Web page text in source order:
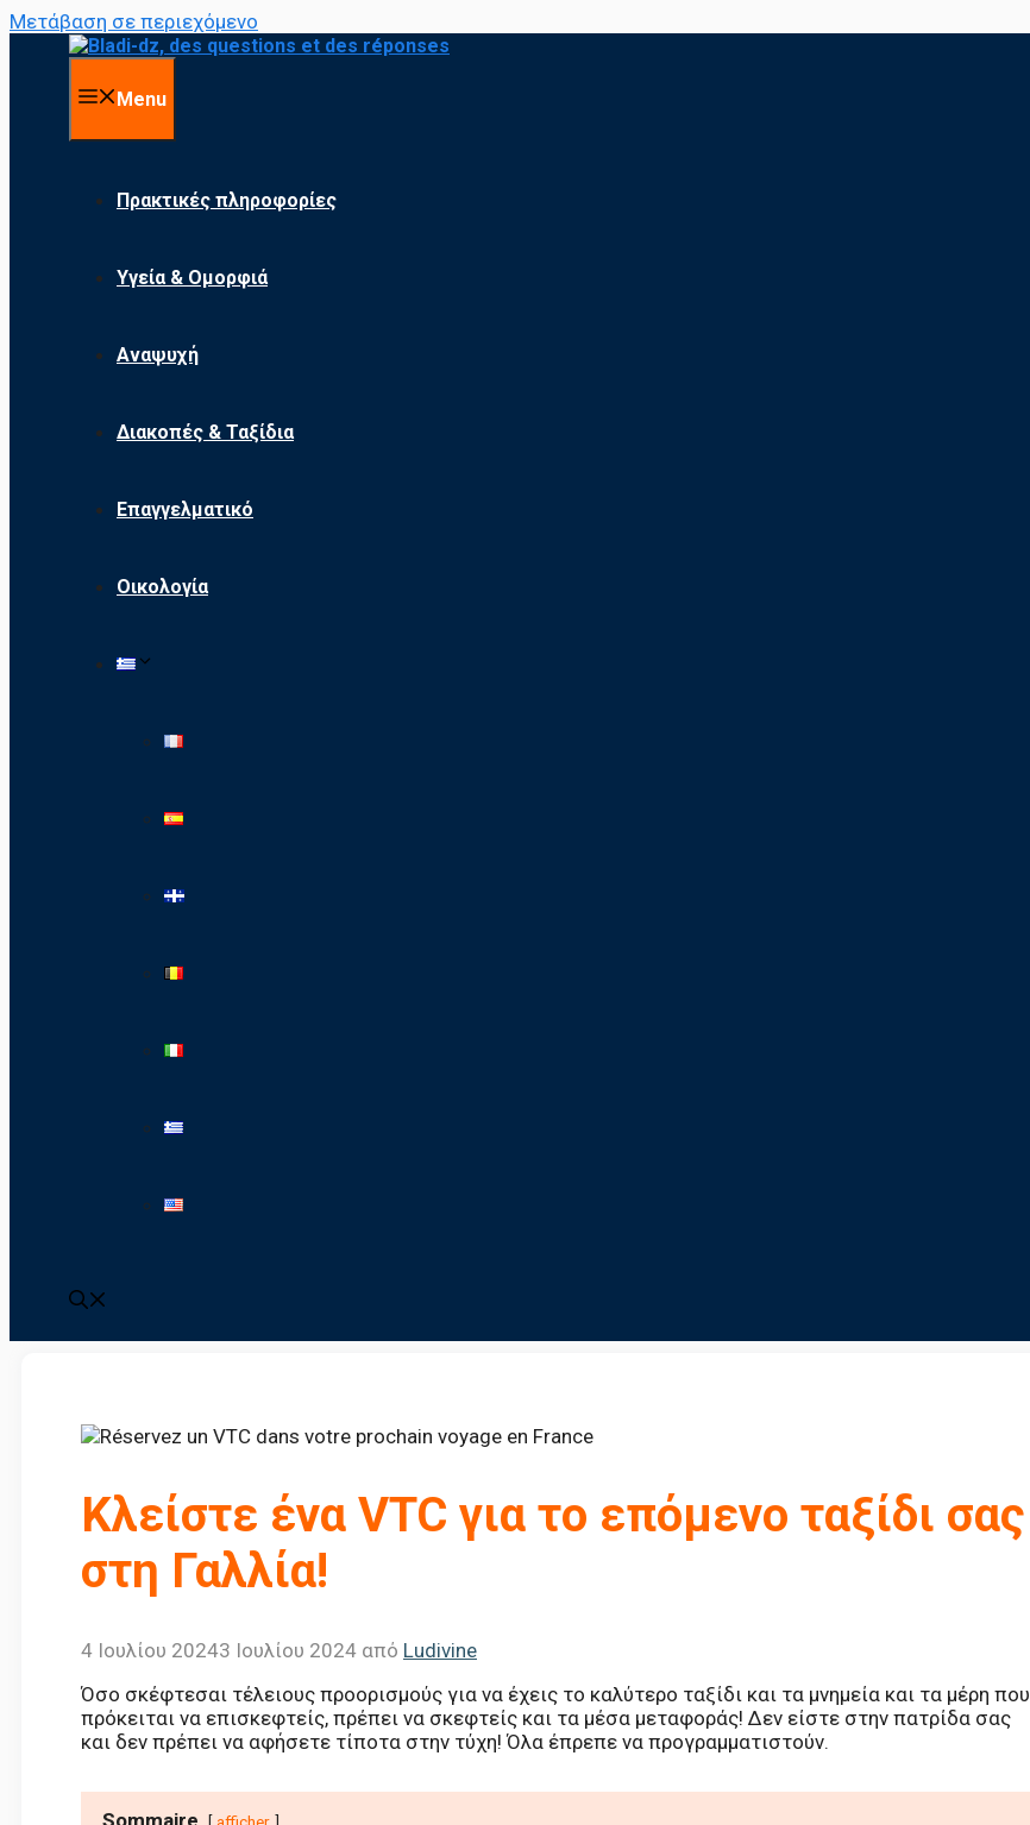
Μετάβαση σε περιεχόμενο
Menu
Πρακτικές πληροφορίες
Υγεία & Ομορφιά
Αναψυχή
Διακοπές & Ταξίδια
Επαγγελματικό
Οικολογία
Κλείστε ένα VTC για το επόμενο ταξίδι σας
στη Γαλλία!
4 Ιουλίου 20243 Ιουλίου 2024 από Ludivine
Όσο σκέφτεσαι τέλειους προορισμούς για να έχεις το καλύτερο ταξίδι και τα μνημεία και τα μέρη που
πρόκειται να επισκεφτείς, πρέπει να σκεφτείς και τα μέσα μεταφοράς! Δεν είστε στην πατρίδα σας
και δεν πρέπει να αφήσετε τίποτα στην τύχη! Όλα έπρεπε να προγραμματιστούν.